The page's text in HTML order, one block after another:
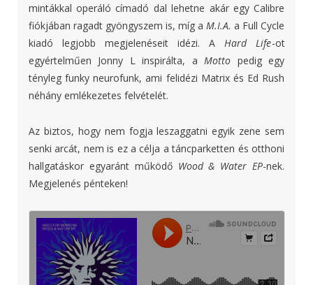
mintákkal operáló címadó dal lehetne akár egy Calibre
fiókjában ragadt gyöngyszem is, míg a M.I.A. a Full Cycle
kiadó legjobb megjelenéseit idézi. A Hard Life-ot
egyértelműen Jonny L inspirálta, a Motto pedig egy
tényleg funky neurofunk, ami felidézi Matrix és Ed Rush
néhány emlékezetes felvételét.
Az biztos, hogy nem fogja leszaggatni egyik zene sem
senki arcát, nem is ez a célja a táncparketten és otthoni
hallgatáskor egyaránt működő Wood & Water EP-nek.
Megjelenés pénteken!